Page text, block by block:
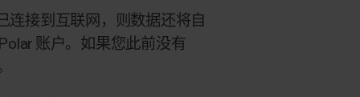
连接到互联网，则数据还将自
账户。如果您此前没有